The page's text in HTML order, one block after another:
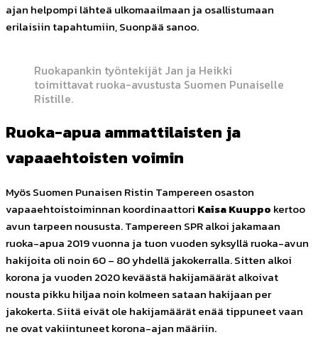
ajan helpompi lähteä ulkomaailmaan ja osallistumaan
erilaisiin tapahtumiin, Suonpää sanoo.
Ruokapankin työntekijät Jan ja Heikki
toimittavat ruoka-avustusta Suomen Punaiselle
Ristille.
Ruoka-apua ammattilaisten ja
vapaaehtoisten voimin
Myös Suomen Punaisen Ristin Tampereen osaston
vapaaehtoistoiminnan koordinaattori Kaisa Kuuppo kertoo
avun tarpeen noususta. Tampereen SPR alkoi jakamaan
ruoka-apua 2019 vuonna ja tuon vuoden syksyllä ruoka-avun
hakijoita oli noin 60 – 80 yhdellä jakokerralla. Sitten alkoi
korona ja vuoden 2020 keväästä hakijamäärät alkoivat
nousta pikku hiljaa noin kolmeen sataan hakijaan per
jakokerta. Siitä eivät ole hakijamäärät enää tippuneet vaan
ne ovat vakiintuneet korona-ajan määriin.